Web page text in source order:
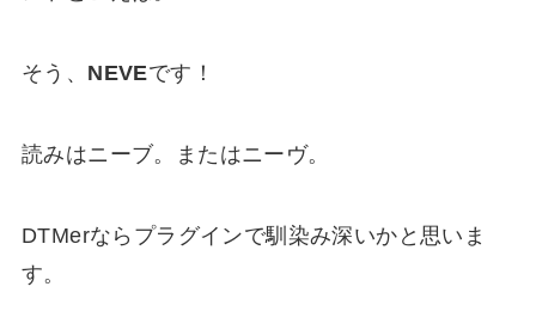
そう、 NEVEです！
読みはニーブ。またはニーヴ。
DTMerならプラグインで馴染み深いかと思いま
す。